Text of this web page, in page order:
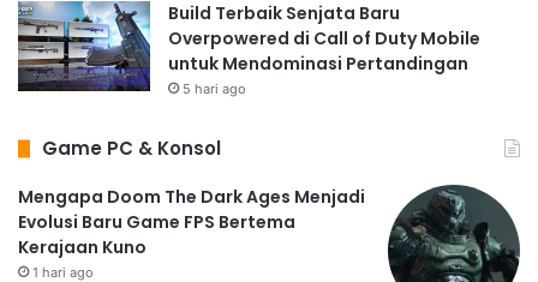
Build Terbaik Senjata Baru
Overpowered di Call of Duty Mobile
untuk Mendominasi Pertandingan
5 hari ago
Game PC & Konsol
Mengapa Doom The Dark Ages Menjadi
Evolusi Baru Game FPS Bertema
Kerajaan Kuno
1 hari ago